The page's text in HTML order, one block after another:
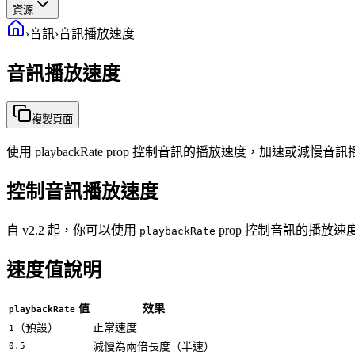
資源
›音訊›音訊播放速度
音訊播放速度
複製頁面
使用 playbackRate prop 控制音訊的播放速度，加速或減慢音訊
控制音訊播放速度
自 v2.2 起，你可以使用 playbackRate prop 控制音訊的播放速
速度值說明
playbackRate 值 效果
1 （預設） 正常速度
0.5 減慢為兩倍長度（半速）